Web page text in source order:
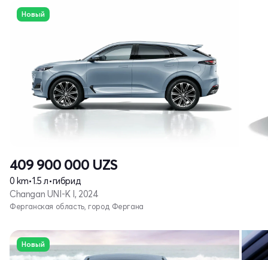
Новый
409 900 000 UZS
0 km•1.5 л•гибрид
Changan UNI-K I, 2024
Ферганская область, город Фергана
Новый